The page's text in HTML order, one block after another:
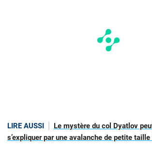
LIRE AUSSI
Le mystère du col Dyatlov
s’expliquer par une avalanche de petite taille